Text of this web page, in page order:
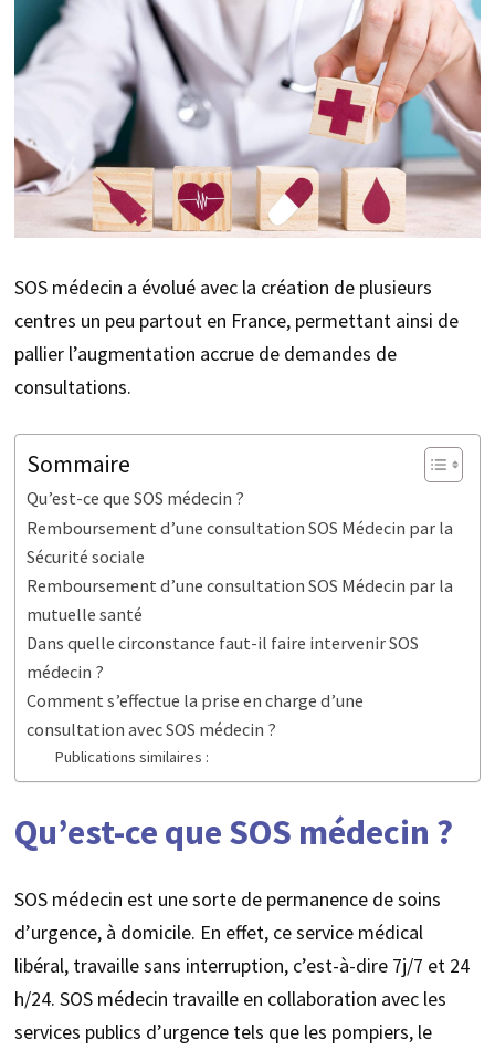
SOS médecin a évolué avec la création de plusieurs
centres un peu partout en France, permettant ainsi de
pallier l’augmentation accrue de demandes de
consultations.
Sommaire
Qu’est-ce que SOS médecin ?
Remboursement d’une consultation SOS Médecin par la
Sécurité sociale
Remboursement d’une consultation SOS Médecin par la
mutuelle santé
Dans quelle circonstance faut-il faire intervenir SOS
médecin ?
Comment s’effectue la prise en charge d’une
consultation avec SOS médecin ?
Publications similaires :
Qu’est-ce que SOS médecin ?
SOS médecin est une sorte de permanence de soins
d’urgence, à domicile. En effet, ce service médical
libéral, travaille sans interruption, c’est-à-dire 7j/7 et 24
h/24. SOS médecin travaille en collaboration avec les
services publics d’urgence tels que les pompiers, le